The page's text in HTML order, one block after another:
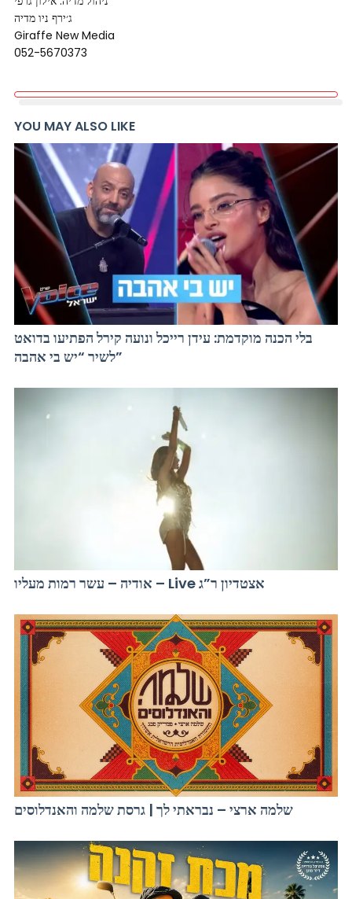
ג׳ירף ניו מדיה
Giraffe New Media
052-5670373
YOU MAY ALSO LIKE
בלי הכנה מוקדמת: עידן רייכל ונועה קירל הפתיעו בדואט
לשיר “יש בי אהבה”
אודיה – עשר רמות מעליו – Live אצטדיון ר”ג
שלמה ארצי – נבראתי לך | גרסת שלמה והאנדלוסים